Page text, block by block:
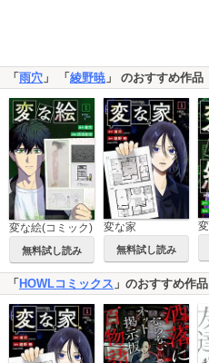
「雨穴 」 「綾野暁 」 のおすすめ作品
変な絵(コミック)
無料試し読み
変な家
無料試し読み
「HOWLコミックス 」のおすすめ作品